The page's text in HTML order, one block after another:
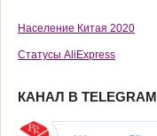
Население Китая 2020
Статусы AliExpress
КАНАЛ В TELEGRAM